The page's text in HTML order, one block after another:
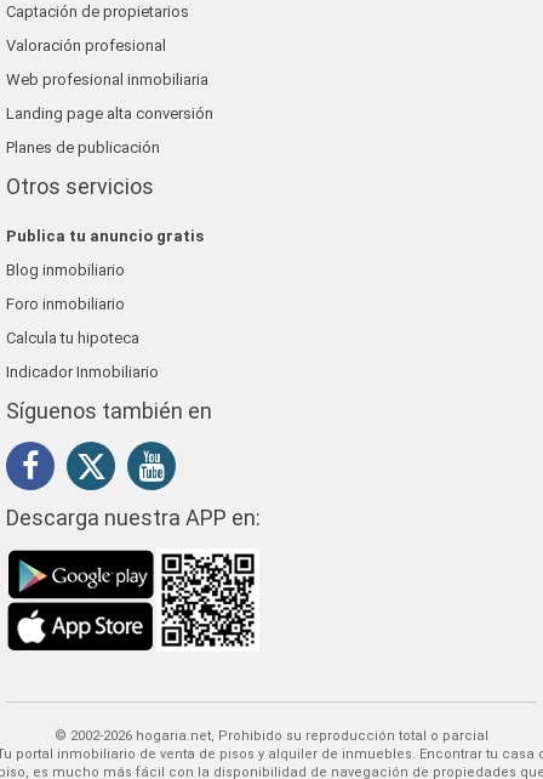
Captación de propietarios
Valoración profesional
Web profesional inmobiliaria
Landing page alta conversión
Planes de publicación
Otros servicios
Publica tu anuncio gratis
Blog inmobiliario
Foro inmobiliario
Calcula tu hipoteca
Indicador Inmobiliario
Síguenos también en
Descarga nuestra APP en:
© 2002-2026 hogaria.net, Prohibido su reproducción total o parcial
Encontrar tu casa o
es mucho más fácil con la disponibilidad de navegación de propiedades